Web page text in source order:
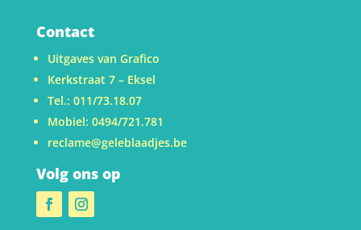
Contact
Uitgaves van Grafico
Kerkstraat 7 – Eksel
Tel.: 011/73.18.07
Mobiel: 0494/721.781
reclame@geleblaadjes.be
Volg ons op